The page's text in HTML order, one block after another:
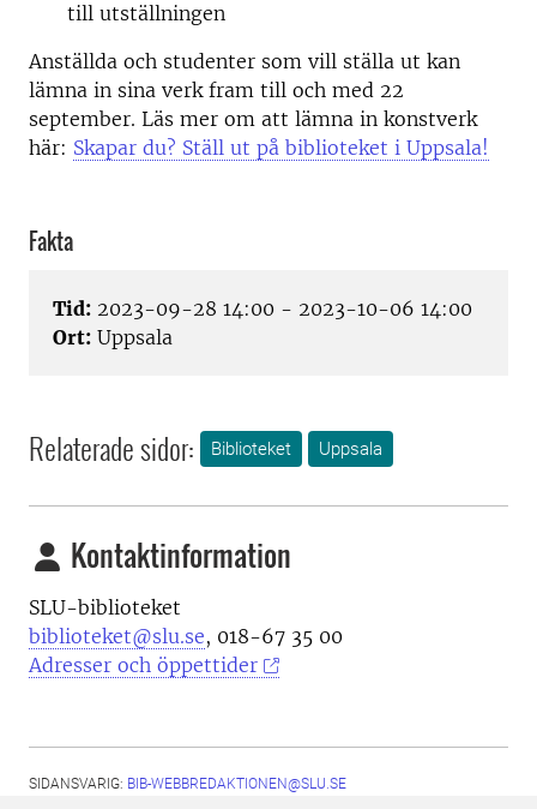
till utställningen
Anställda och studenter som vill ställa ut kan
lämna in sina verk fram till och med 22
september. Läs mer om att lämna in konstverk
här: Skapar du? Ställ ut på biblioteket i Uppsala!
Fakta
Tid: 2023-09-28 14:00 - 2023-10-06 14:00
Ort: Uppsala
Relaterade sidor: Biblioteket Uppsala
Kontaktinformation
SLU-biblioteket
biblioteket@slu.se, 018-67 35 00
Adresser och öppettider
SIDANSVARIG: BIB-WEBBREDAKTIONEN@SLU.SE